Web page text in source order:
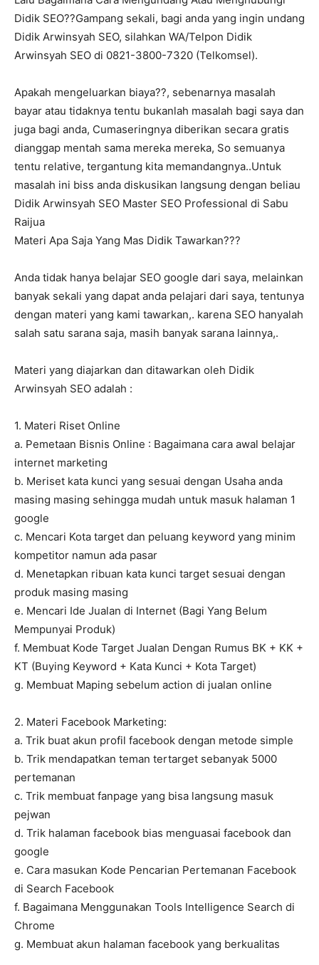
Didik SEO??Gampang sekali, bagi anda yang ingin undang
Didik Arwinsyah SEO, silahkan WA/Telpon Didik
Arwinsyah SEO di 0821-3800-7320 (Telkomsel).
Apakah mengeluarkan biaya??, sebenarnya masalah
bayar atau tidaknya tentu bukanlah masalah bagi saya dan
juga bagi anda, Cumaseringnya diberikan secara gratis
dianggap mentah sama mereka mereka, So semuanya
tentu relative, tergantung kita memandangnya..Untuk
masalah ini biss anda diskusikan langsung dengan beliau
Didik Arwinsyah SEO Master SEO Professional di Sabu
Raijua
Materi Apa Saja Yang Mas Didik Tawarkan???
Anda tidak hanya belajar SEO google dari saya, melainkan
banyak sekali yang dapat anda pelajari dari saya, tentunya
dengan materi yang kami tawarkan,. karena SEO hanyalah
salah satu sarana saja, masih banyak sarana lainnya,.
Materi yang diajarkan dan ditawarkan oleh Didik
Arwinsyah SEO adalah :
1. Materi Riset Online
a. Pemetaan Bisnis Online : Bagaimana cara awal belajar
internet marketing
b. Meriset kata kunci yang sesuai dengan Usaha anda
masing masing sehingga mudah untuk masuk halaman 1
google
c. Mencari Kota target dan peluang keyword yang minim
kompetitor namun ada pasar
d. Menetapkan ribuan kata kunci target sesuai dengan
produk masing masing
e. Mencari Ide Jualan di Internet (Bagi Yang Belum
Mempunyai Produk)
f. Membuat Kode Target Jualan Dengan Rumus BK + KK +
KT (Buying Keyword + Kata Kunci + Kota Target)
g. Membuat Maping sebelum action di jualan online
2. Materi Facebook Marketing:
a. Trik buat akun profil facebook dengan metode simple
b. Trik mendapatkan teman tertarget sebanyak 5000
pertemanan
c. Trik membuat fanpage yang bisa langsung masuk
pejwan
d. Trik halaman facebook bias menguasai facebook dan
google
e. Cara masukan Kode Pencarian Pertemanan Facebook
di Search Facebook
f. Bagaimana Menggunakan Tools Intelligence Search di
Chrome
g. Membuat akun halaman facebook yang berkualitas